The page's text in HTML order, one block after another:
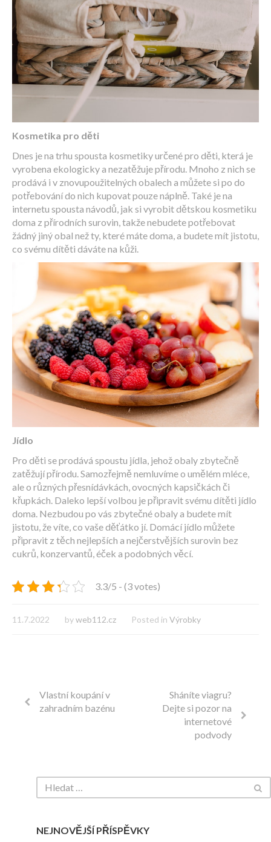
Kosmetika pro děti
Dnes je na trhu spousta kosmetiky určené pro děti, která je
vyrobena ekologicky a nezatěžuje přírodu. Mnoho z nich se
prodává i v znovupoužitelných obalech a můžete si po do
potřebování do nich kupovat pouze náplně. Také je na
internetu spousta návodů, jak si vyrobit dětskou kosmetiku
doma z přírodních surovin, takže nebudete potřebovat
žádný jiný obal než ty, které máte doma, a budete mít jistotu,
co svému dítěti dáváte na kůži.
Jídlo
Pro děti se prodává spoustu jídla, jehož obaly zbytečně
zatěžují přírodu. Samozřejmě nemluvíme o umělém mléce,
ale o různých přesnídávkách, ovocných kapsičkách či
křupkách. Daleko lepší volbou je připravit svému dítěti jídlo
doma. Nezbudou po vás zbytečné obaly a budete mít
jistotu, že víte, co vaše děťátko jí. Domácí jídlo můžete
připravit z těch nejlepších a nejčerstvějších surovin bez
cukrů, konzervantů, éček a podobných věcí.
3.3/5 - (3 votes)
11.7.2022 byweb112.cz Posted in Výrobky
Vlastní koupání v
zahradním bazénu
Sháníte viagru?
Dejte si pozor na
internetové
podvody
NEJNOVĚJŠÍ PŘÍSPĚVKY